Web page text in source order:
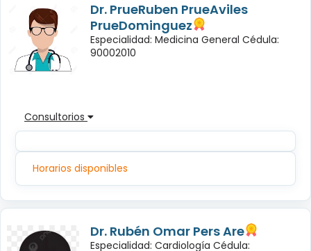
Dr. PrueRuben PrueAviles
PrueDominguez
Especialidad: Medicina General Cédula:
90002010
Consultorios
Horarios disponibles
Dr. Rubén Omar Pers Are
Especialidad: Cardiología Cédula: